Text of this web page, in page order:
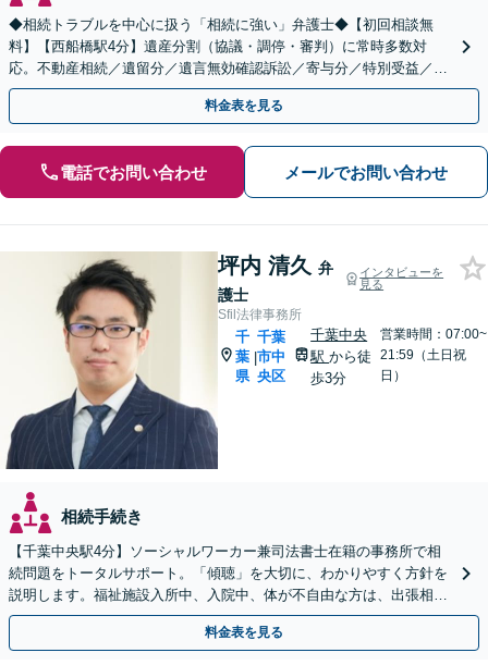
◆相続トラブルを中心に扱う「相続に強い」弁護士◆【初回相談無
料】【西船橋駅4分】遺産分割（協議・調停・審判）に常時多数対
応。不動産相続／遺留分／遺言無効確認訴訟／寄与分／特別受益／使
途不明金など複雑な案件もお任せください【夜間・土日相談◎】
料金表を見る
電話でお問い合わせ メールでお問い合わせ
坪内 清久 弁
護士
インタビューを
見る
Sfil法律事務所
千
葉
県
|
千葉
市中
央区
千葉中央
駅から徒
歩3分
営業時間：07:00~
21:59（土日祝
日）
相続手続き
【千葉中央駅4分】ソーシャルワーカー兼司法書士在籍の事務所で相
続問題をトータルサポート。「傾聴」を大切に、わかりやすく方針を
説明します。福祉施設入所中、入院中、体が不自由な方は、出張相談
なども柔軟に対応します【休日／夜間面談OK】
料金表を見る